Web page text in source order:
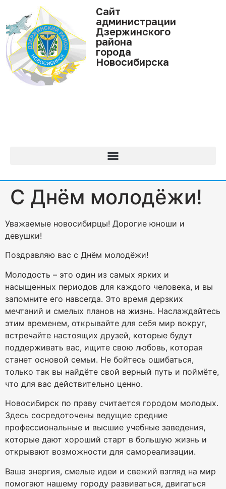
Cайт
администрации
Дзержинского
района
города
Новосибирска
С Днём молодёжи!
Уважаемые новосибирцы! Дорогие юноши и
девушки!
Поздравляю вас с Днём молодёжи!
Молодость – это один из самых ярких и
насыщенных периодов для каждого человека, и вы
запомните его навсегда. Это время дерзких
мечтаний и смелых планов на жизнь. Наслаждайтесь
этим временем, открывайте для себя мир вокруг,
встречайте настоящих друзей, которые будут
поддерживать вас, ищите свою любовь, которая
станет основой семьи. Не бойтесь ошибаться,
только так вы найдёте свой верный путь и поймёте,
что для вас действительно ценно.
Новосибирск по праву считается городом молодых.
Здесь сосредоточены ведущие средние
профессиональные и высшие учебные заведения,
которые дают хороший старт в большую жизнь и
открывают возможности для самореализации.
Ваша энергия, смелые идеи и свежий взгляд на мир
помогают нашему городу развиваться, двигаться